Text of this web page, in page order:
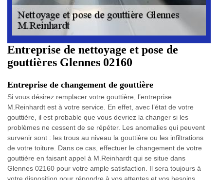
Entreprise de nettoyage et pose de
gouttières Glennes 02160
Entreprise de changement de gouttière
Si vous désirez remplacer votre gouttière, l’entreprise
M.Reinhardt est à votre service. En effet, avec l’état de votre
gouttière, il est probable que vous devriez la changer si les
problèmes ne cessent de se répéter. Les anomalies qui peuvent
survenir sont : les trous au niveau la gouttière ou les infiltrations
de votre toiture. Dans ce cas, effectuer le changement de votre
gouttière en faisant appel à M.Reinhardt qui se situe dans
Glennes 02160 pour votre ample satisfaction. Il sera toujours à